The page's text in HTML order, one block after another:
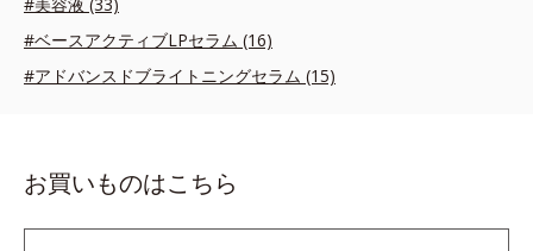
#美容液 (33)
#ベースアクティブLPセラム (16)
#アドバンスドブライトニングセラム (15)
お買いものはこちら